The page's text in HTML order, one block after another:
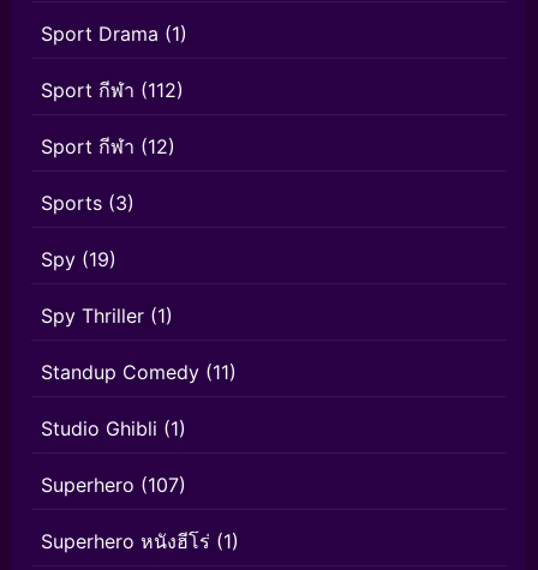
Sport Drama (1)
Sport กีฬา (112)
Sport กีฬา (12)
Sports (3)
Spy (19)
Spy Thriller (1)
Standup Comedy (11)
Studio Ghibli (1)
Superhero (107)
Superhero หนังฮีโร่ (1)